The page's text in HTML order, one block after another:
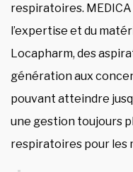
respiratoires.
l’expertise et du
Locapharm, des
génération aux
pouvant atteindre
une gestion toujours
respiratoires pour les